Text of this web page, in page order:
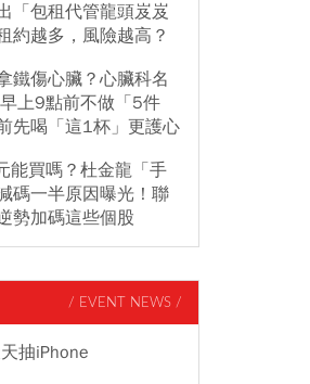
「包租代管龍頭岌岌
約越多，風險越高？
鐵傷心臟？心臟科名
上9點前不做「5件
先喝「這1杯」更護心
能買嗎？杜金龍「手
碼一半原因曝光！聯
勢加碼這些個股
/ EVENT NEWS /
抽iPhone